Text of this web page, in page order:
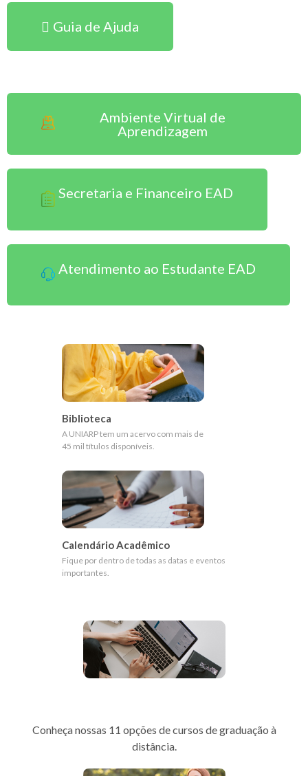
Guia de Ajuda
Ambiente Virtual de
Aprendizagem
Secretaria e Financeiro EAD
Atendimento ao Estudante EAD
Calendário Acadêmico
Fique por dentro de todas as datas e eventos
importantes.
Biblioteca
A UNIARP tem um acervo com mais de
45 mil títulos disponíveis.
Conheça nossas 11 opções de cursos de graduação à
distância.